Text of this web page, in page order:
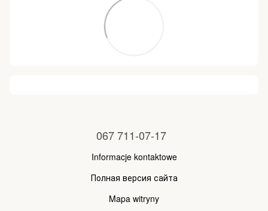
067 711-07-17
Informacje kontaktowe
Полная версия сайта
Mapa witryny